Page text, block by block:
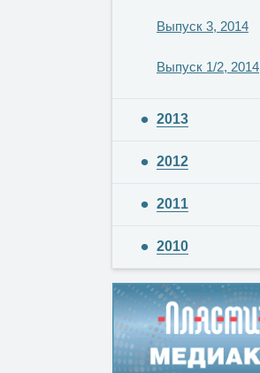
Выпуск 3, 2014
Выпуск 1/2, 2014
2013
2012
2011
2010